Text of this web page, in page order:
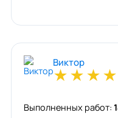
Виктор
★★★★
Выполненных работ: